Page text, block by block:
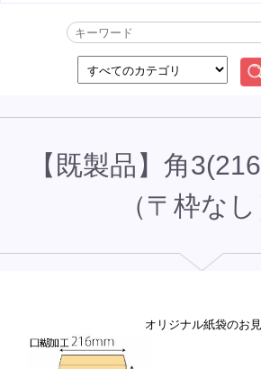
【既製品】角
（〒枠なし
オリジナル紙袋のお